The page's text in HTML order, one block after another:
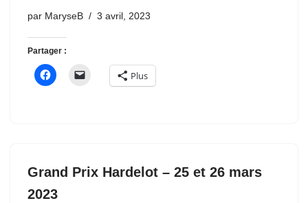
par MaryseB 3 avril, 2023
Partager :
Plus
Grand Prix Hardelot – 25 et 26 mars
2023